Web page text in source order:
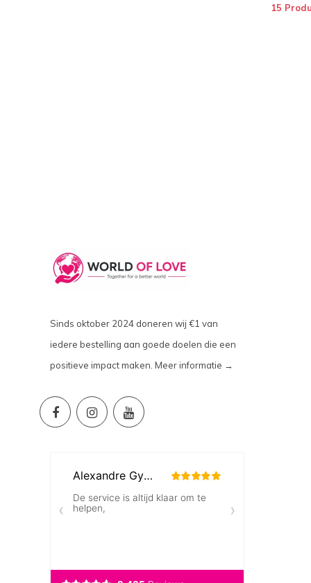
15
Sinds oktober 2024 doneren wij €1 van
iedere bestelling aan goede doelen die een
positieve impact maken. Meer informatie →